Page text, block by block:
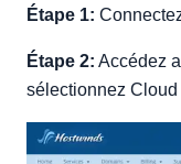
Étape 1:
Étape 2: Accédez
sélectionnez Cloud